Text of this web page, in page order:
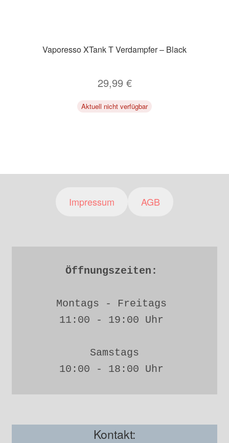
Vaporesso XTank T Verdampfer – Black
29,99 €
Aktuell nicht verfügbar
Impressum AGB
Öffnungszeiten:
Montags - Freitags
11:00 - 19:00 Uhr
Samstags
10:00 - 18:00 Uhr
Kontakt: